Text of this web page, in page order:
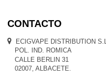
CONTACTO
ECIGVAPE DISTRIBUTION
POL. IND. ROMICA
CALLE BERLIN 31
02007, ALBACETE.